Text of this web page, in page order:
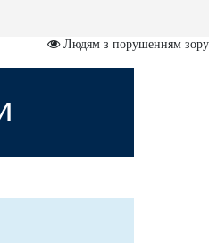
Людям з порушенням зору